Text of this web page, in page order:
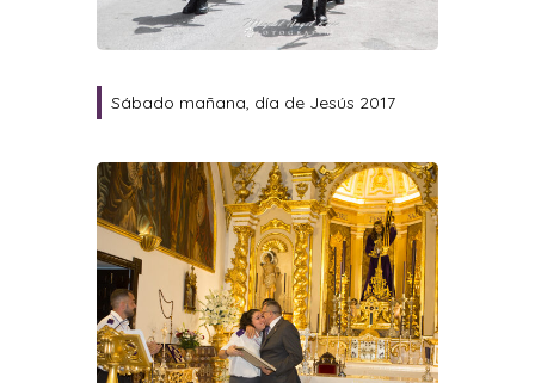
Sábado mañana, día de Jesús 2017